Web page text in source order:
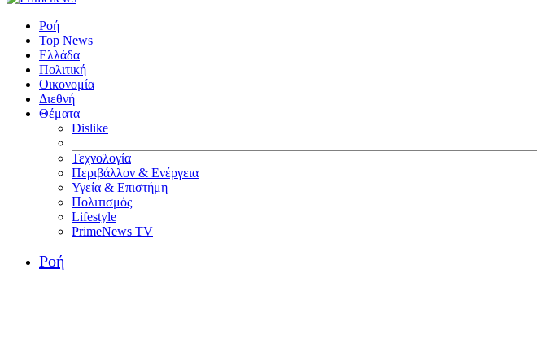
Ροή
Top News
Ελλάδα
Πολιτική
Οικονομία
Διεθνή
Θέματα
Dislike
Τεχνολογία
Περιβάλλον & Ενέργεια
Υγεία & Επιστήμη
Πολιτισμός
Lifestyle
PrimeNews TV
Ροή